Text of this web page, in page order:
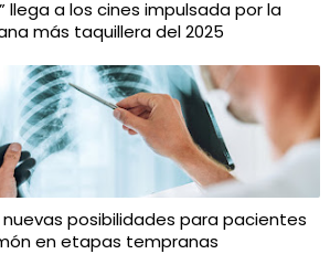
llega a los cines impulsada por la
más taquillera del 2025
posibilidades para pacientes
en etapas tempranas